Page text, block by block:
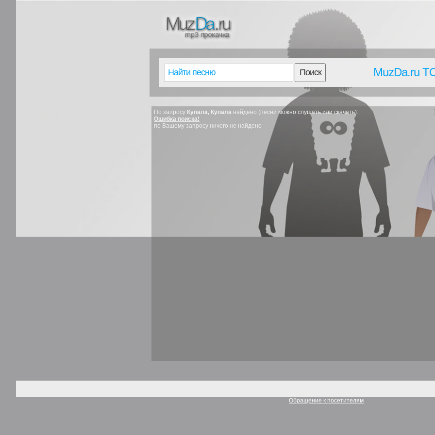
Поиск MuzDa.ru
По запросу Купала, Купала найдено (песни можно слушать или скачать):
Ошибка поиска!
по Вашему запросу ничего не найдено
Обращение к посетителям